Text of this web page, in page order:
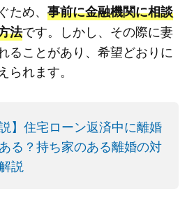
め、 事前に金融機関に相談
法です。しかし、その際に妻
ることがあり、希望どおりに
られます。
】住宅ローン返済中に離婚
る？持ち家のある離婚の対
説